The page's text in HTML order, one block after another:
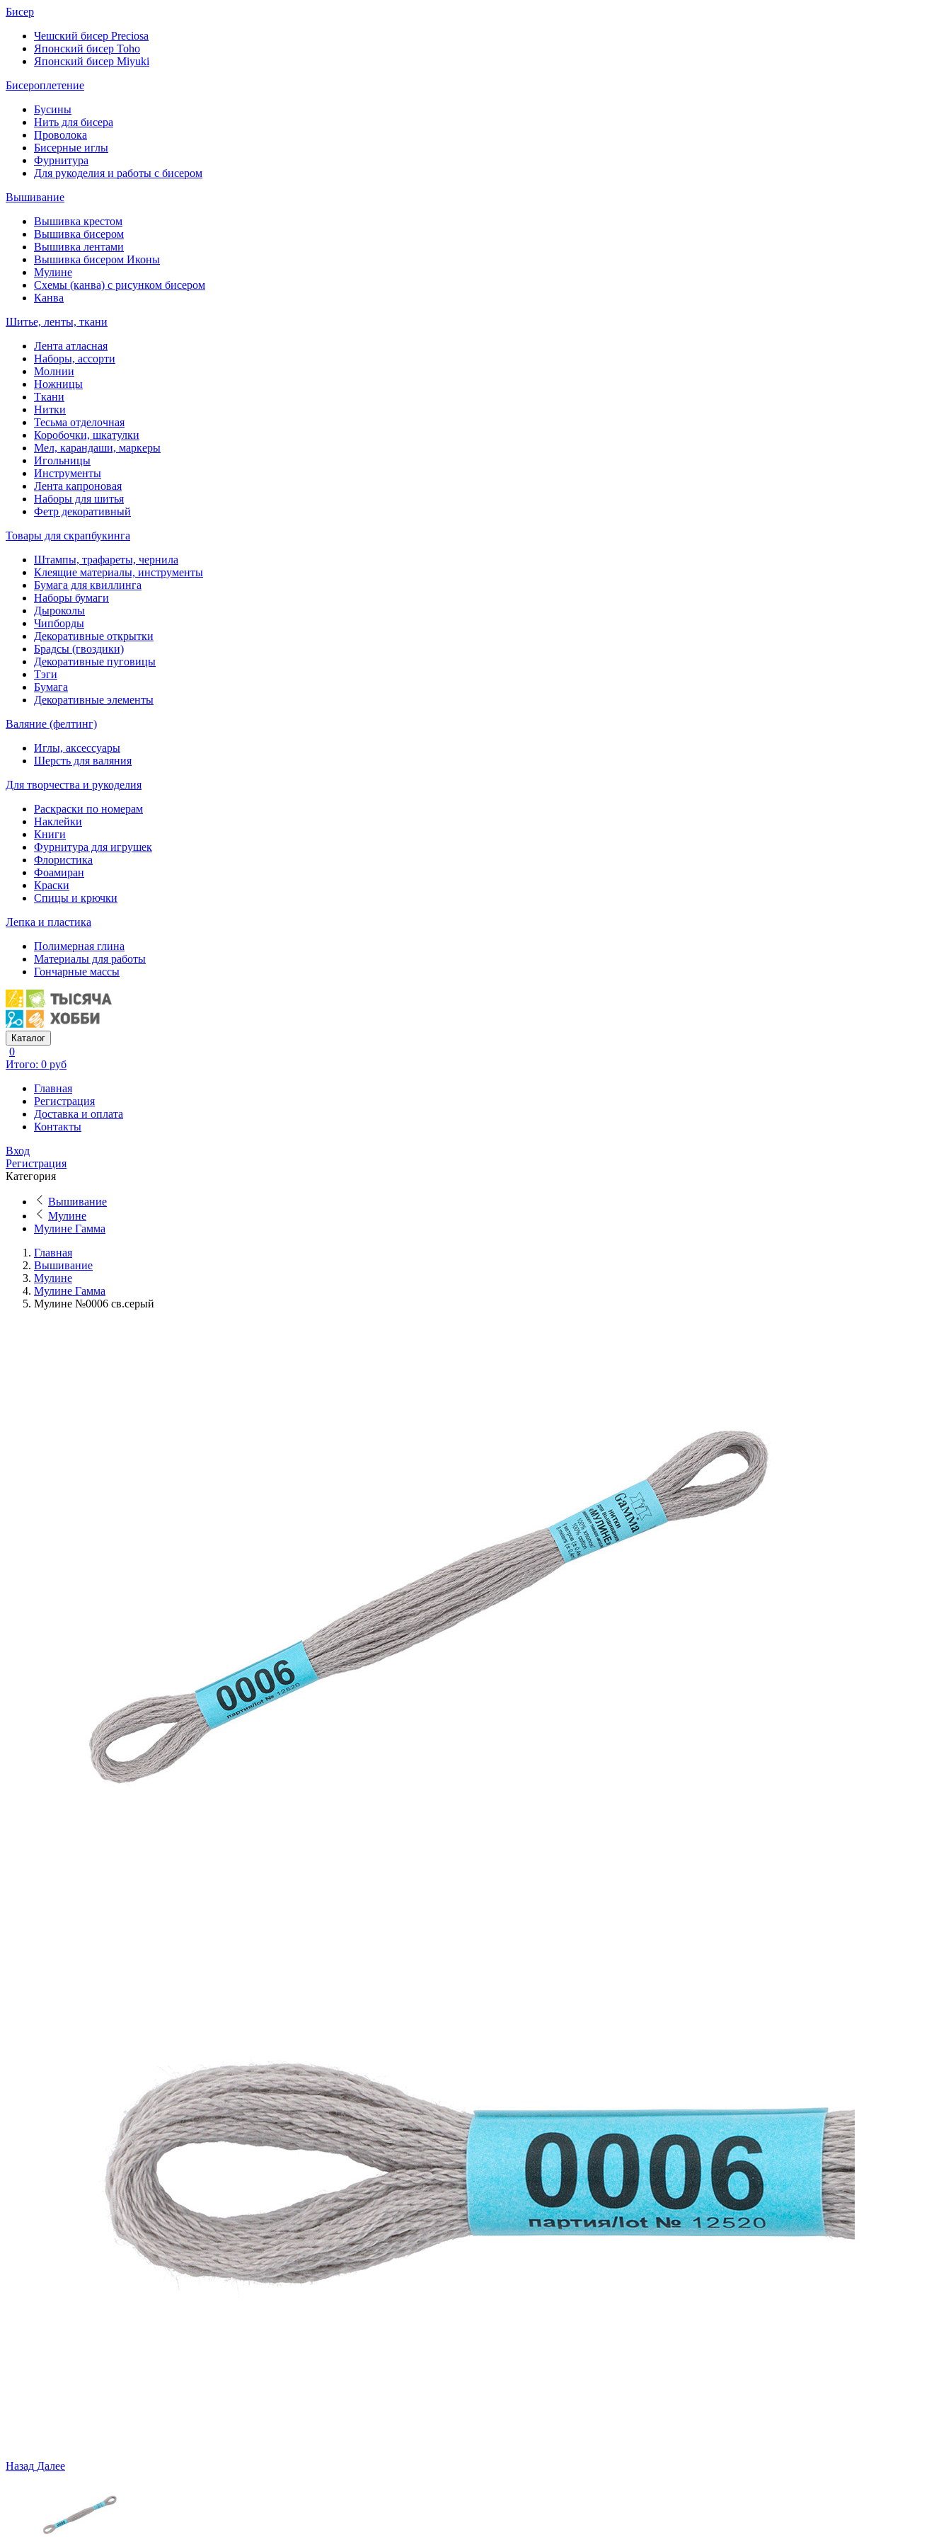
Бисер
Чешский бисер Preciosa
Японский бисер Toho
Японский бисер Miyuki
Бисероплетение
Бусины
Нить для бисера
Проволока
Бисерные иглы
Фурнитура
Для рукоделия и работы с бисером
Вышивание
Вышивка крестом
Вышивка бисером
Вышивка лентами
Вышивка бисером Иконы
Мулине
Схемы (канва) с рисунком бисером
Канва
Шитье, ленты, ткани
Лента атласная
Наборы, ассорти
Молнии
Ножницы
Ткани
Нитки
Тесьма отделочная
Коробочки, шкатулки
Мел, карандаши, маркеры
Игольницы
Инструменты
Лента капроновая
Наборы для шитья
Фетр декоративный
Товары для скрапбукинга
Штампы, трафареты, чернила
Клеящие материалы, инструменты
Бумага для квиллинга
Наборы бумаги
Дыроколы
Чипборды
Декоративные открытки
Брадсы (гвоздики)
Декоративные пуговицы
Тэги
Бумага
Декоративные элементы
Валяние (фелтинг)
Иглы, аксессуары
Шерсть для валяния
Для творчества и рукоделия
Раскраски по номерам
Наклейки
Книги
Фурнитура для игрушек
Флористика
Фоамиран
Краски
Спицы и крючки
Лепка и пластика
Полимерная глина
Материалы для работы
Гончарные массы
Каталог
0
Итого: 0 руб
Главная
Регистрация
Доставка и оплата
Контакты
Вход
Регистрация
Категория
Вышивание
Мулине
Мулине Гамма
Главная
Вышивание
Мулине
Мулине Гамма
Мулине №0006 св.серый
Назад Далее